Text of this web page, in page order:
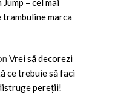
Jump – cel mai
trambuline marca
Vrei să decorezi
ce trebuie să faci
pereții!